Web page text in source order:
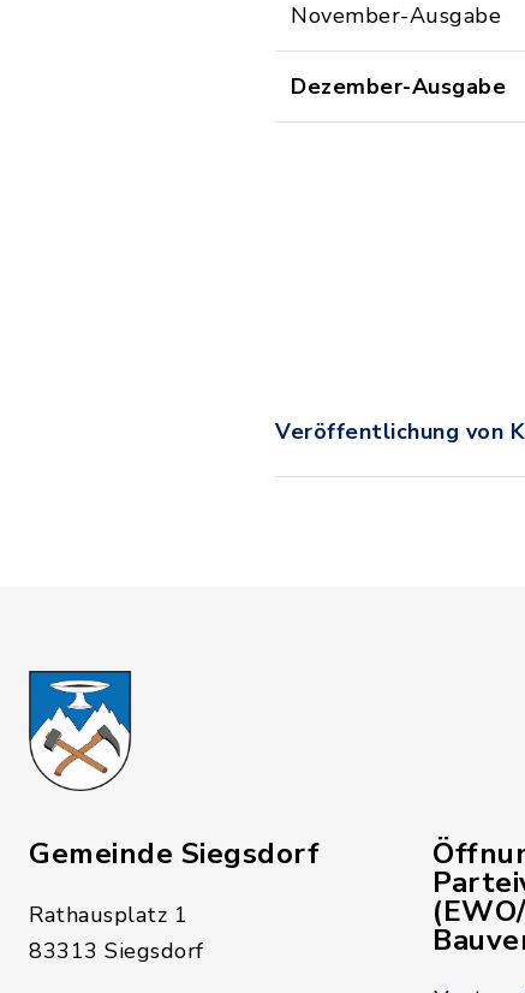
November-Ausgabe
Dezember-Ausgabe
Veröffentlichung von
Gemeinde Siegsdorf
Rathausplatz 1
83313 Siegsdorf